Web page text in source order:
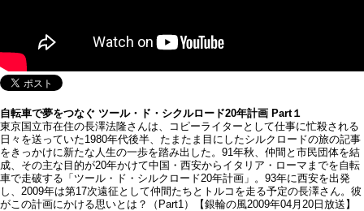
自転車で夢をつなぐ ツール・ド・シクルロード20年計画 Part１
東京国立市在住の長澤法隆さんは、コピーライターとして仕事に忙殺される
日々を送っていた1980年代後半、たまたま目にしたシルクロードの旅の記事
をきっかけに新たな人生の一歩を踏み出した。91年秋、仲間と市民団体を結
成、その主な目的が20年かけて中国・西安からイタリア・ローマまでを自転
車で走破する「ツール・ド・シルクロード20年計画」。93年に西安を出発
し、2009年は第17次遠征として仲間たちとトルコを走る予定の長澤さん。彼
がこの計画にかける思いとは？（Part1）【銀輪の風2009年04月20日放送】